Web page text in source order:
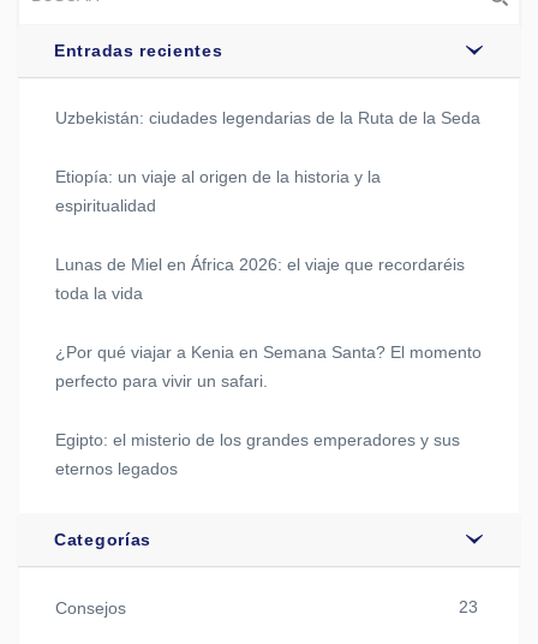
Entradas recientes
Uzbekistán: ciudades legendarias de la Ruta de la Seda
Etiopía: un viaje al origen de la historia y la
espiritualidad
Lunas de Miel en África 2026: el viaje que recordaréis
toda la vida
¿Por qué viajar a Kenia en Semana Santa? El momento
perfecto para vivir un safari.
Egipto: el misterio de los grandes emperadores y sus
eternos legados
Categorías
Consejos 23